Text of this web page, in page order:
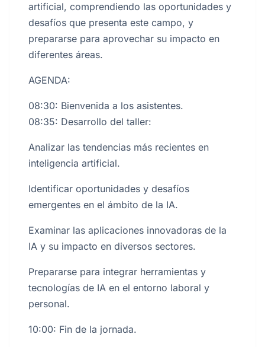
artificial, comprendiendo las oportunidades y
desafíos que presenta este campo, y
prepararse para aprovechar su impacto en
diferentes áreas.
AGENDA:
08:30: Bienvenida a los asistentes.
08:35: Desarrollo del taller:
Analizar las tendencias más recientes en
inteligencia artificial.
Identificar oportunidades y desafíos
emergentes en el ámbito de la IA.
Examinar las aplicaciones innovadoras de la
IA y su impacto en diversos sectores.
Prepararse para integrar herramientas y
tecnologías de IA en el entorno laboral y
personal.
10:00: Fin de la jornada.